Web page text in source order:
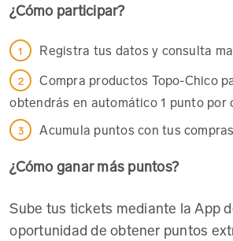
¿Cómo participar?
Registra tus datos y consulta
Compra productos Topo-Chico
obtendrás en automático 1 punto por
Acumula puntos con tus
¿Cómo ganar más puntos?
Sube tus tickets mediante la App
oportunidad de obtener puntos